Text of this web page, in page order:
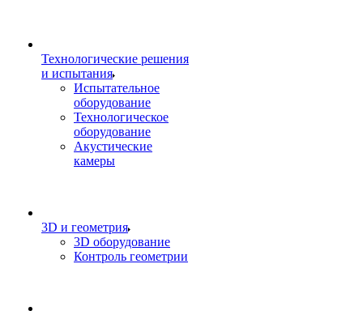
Технологические решения
и испытания
Испытательное
оборудование
Технологическое
оборудование
Акустические
камеры
3D и геометрия
3D оборудование
Контроль геометрии